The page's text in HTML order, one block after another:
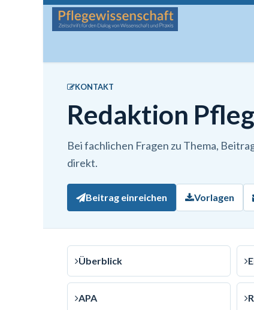
Zum Inhalt springen
KONTAKT
Redaktion
Bei fachlichen Fragen zu Thema,
direkt.
Beitrag einreichen Vorlagen
Überblick
APA